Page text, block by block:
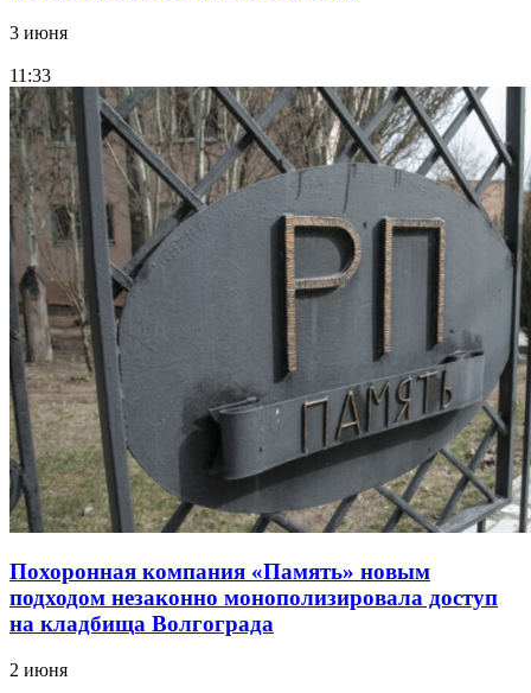
3 июня
11:33
Похоронная компания «Память» новым
подходом незаконно монополизировала доступ
на кладбища Волгограда
2 июня